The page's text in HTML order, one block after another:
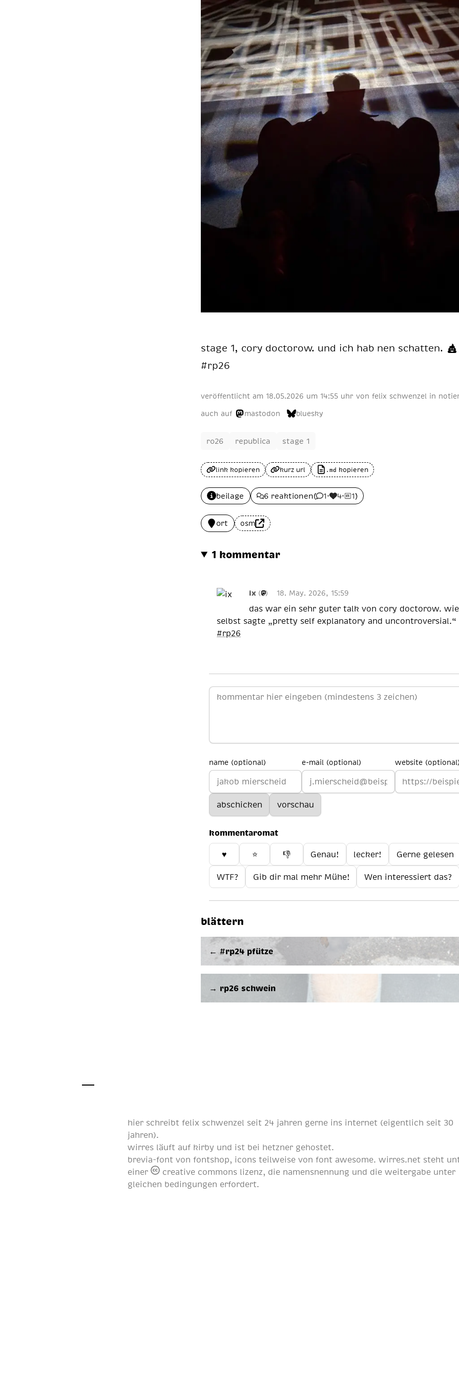
stage 1, cory doc­to­row. und ich hab nen schat­ten.
#rp26
veröffentlicht am 18.05.2026 um 14:55 uhr von felix schwenzel in
auch auf mastodon bluesky
ro26 republica stage 1
link kopieren kurz url .md kopieren
beilage 6 reaktionen( 1• 4• 1)
ort osm
1 kommentar
ix ( ) 18. May. 2026, 15:59
das war ein sehr guter talk von cory doctorow.
selbst sagte „pretty self explanatory and uncontroversial.“
#rp26
name (optional) e-mail (optional) website
kommentaromat
♥️ ⭐ 👎 Genau! lecker! Gerne gelesen
WTF? Gib dir mal mehr Mühe! Wen interessiert das?
blättern
← #rp24 pfütze
→ rp26 schwein
hier schreibtfelix schwenzel seit 24 jahren gerne ins internet (eigentlich seit 30
jahren).
wirres läuft auf kirby und ist bei hetzner gehostet.
brevia-font vonfontshop , icons teilweise vonfont awesome . wirres.net steht
einer
creative commons lizenz , die namensnennung und die weitergabe unter
gleichen bedingungen erfordert.